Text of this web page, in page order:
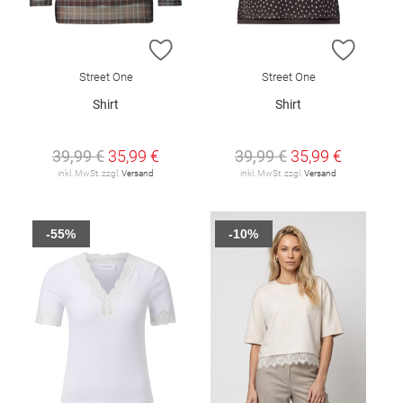
ZUR WUNSCHLISTE HINZUFÜGEN
Street One
Shirt
39,99 € 35,99 €
inkl. MwSt. zzgl. Versand
ZUR
Street One
Shirt
39,99 € 35,99 €
inkl. MwSt. zzgl. Versand
-55% -10%